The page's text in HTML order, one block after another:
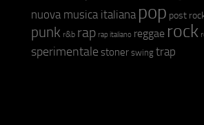
nuova musica italiana pop post
punk r&b rap rap italiano reggae rock
sperimentale stoner swing trap